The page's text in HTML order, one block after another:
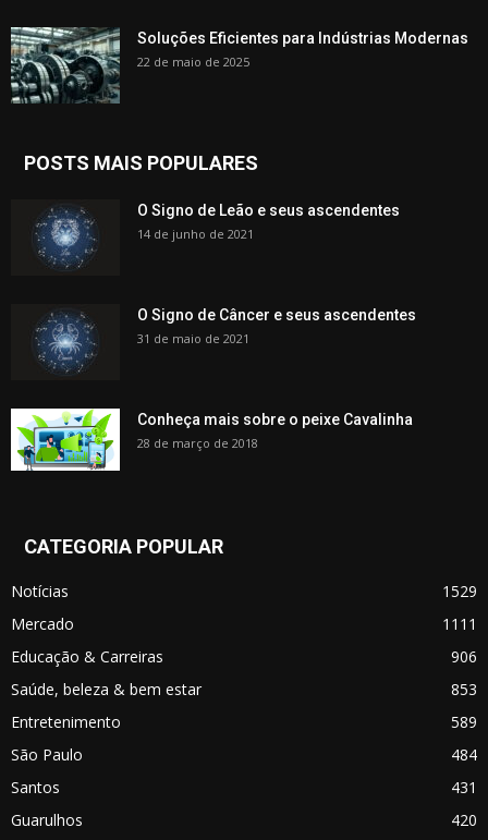
Soluções Eficientes para Indústrias Modernas
22 de maio de 2025
POSTS MAIS POPULARES
O Signo de Leão e seus ascendentes
14 de junho de 2021
O Signo de Câncer e seus ascendentes
31 de maio de 2021
Conheça mais sobre o peixe Cavalinha
28 de março de 2018
CATEGORIA POPULAR
Notícias
1529
Mercado
1111
Educação & Carreiras
906
Saúde, beleza & bem estar
853
Entretenimento
589
São Paulo
484
Santos
431
Guarulhos
420